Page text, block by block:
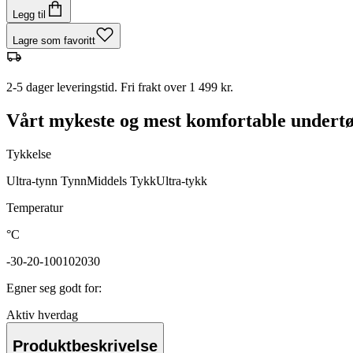
Legg til
Lagre som favoritt
2-5 dager leveringstid. Fri frakt over 1 499 kr.
Vårt mykeste og mest komfortable
Tykkelse
Ultra-tynn TynnMiddels TykkUltra-tykk
Temperatur
°C
-30-20-100102030
Egner seg godt for:
Aktiv hverdag
Produktbeskrivelse